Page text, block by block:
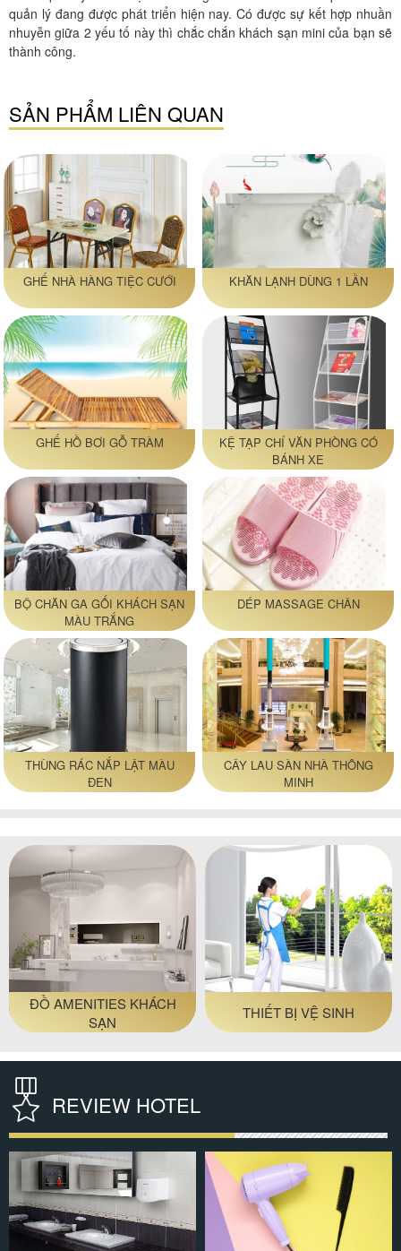
quản lý đang được phát triển hiện nay. Có được sự kết hợp nhuần
nhuyễn giữa 2 yếu tố này thì chắc chắn khách sạn mini của bạn sẽ
thành công.
SẢN PHẨM LIÊN QUAN
GHẾ NHÀ HÀNG TIỆC CƯỚI KHĂN LẠNH DÙNG 1 LẦN
GHẾ HỒ BƠI GỖ TRÀM
KỆ TẠP CHÍ VĂN PHÒNG CÓ
BÁNH XE
BỘ CHĂN GA GỐI KHÁCH SẠN
MÀU TRẮNG
DÉP MASSAGE CHÂN
THÙNG RÁC NẮP LẬT MÀU
ĐEN
CÂY LAU SÀN NHÀ THÔNG
MINH
THIẾT BỊ HỘI TRƯỜNG THIẾT BỊ TẦNG HẦM
REVIEW HOTEL